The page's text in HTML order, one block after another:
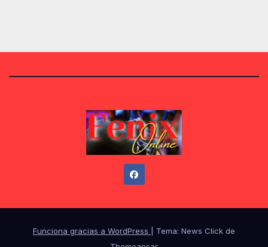
Funciona gracias a WordPress
Tema: News Click de